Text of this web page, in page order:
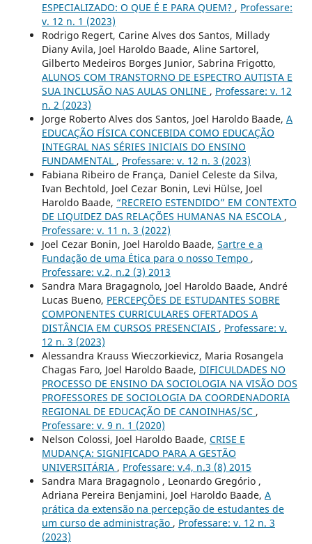
ESPECIALIZADO: O QUE É E PARA QUEM? , Professare:
v. 12 n. 1 (2023)
Rodrigo Regert, Carine Alves dos Santos, Millady
Diany Avila, Joel Haroldo Baade, Aline Sartorel,
Gilberto Medeiros Borges Junior, Sabrina Frigotto,
ALUNOS COM TRANSTORNO DE ESPECTRO AUTISTA E
SUA INCLUSÃO NAS AULAS ONLINE , Professare: v. 12
n. 2 (2023)
Jorge Roberto Alves dos Santos, Joel Haroldo Baade, A
EDUCAÇÃO FÍSICA CONCEBIDA COMO EDUCAÇÃO
INTEGRAL NAS SÉRIES INICIAIS DO ENSINO
FUNDAMENTAL , Professare: v. 12 n. 3 (2023)
Fabiana Ribeiro de França, Daniel Celeste da Silva,
Ivan Bechtold, Joel Cezar Bonin, Levi Hülse, Joel
Haroldo Baade, “RECREIO ESTENDIDO” EM CONTEXTO
DE LIQUIDEZ DAS RELAÇÕES HUMANAS NA ESCOLA ,
Professare: v. 11 n. 3 (2022)
Joel Cezar Bonin, Joel Haroldo Baade, Sartre e a
Fundação de uma Ética para o nosso Tempo ,
Professare: v.2, n.2 (3) 2013
Sandra Mara Bragagnolo, Joel Haroldo Baade, André
Lucas Bueno, PERCEPÇÕES DE ESTUDANTES SOBRE
COMPONENTES CURRICULARES OFERTADOS A
DISTÂNCIA EM CURSOS PRESENCIAIS , Professare: v.
12 n. 3 (2023)
Alessandra Krauss Wieczorkievicz, Maria Rosangela
Chagas Faro, Joel Haroldo Baade, DIFICULDADES NO
PROCESSO DE ENSINO DA SOCIOLOGIA NA VISÃO DOS
PROFESSORES DE SOCIOLOGIA DA COORDENADORIA
REGIONAL DE EDUCAÇÃO DE CANOINHAS/SC ,
Professare: v. 9 n. 1 (2020)
Nelson Colossi, Joel Haroldo Baade, CRISE E
MUDANÇA: SIGNIFICADO PARA A GESTÃO
UNIVERSITÁRIA , Professare: v.4, n.3 (8) 2015
Sandra Mara Bragagnolo , Leonardo Gregório ,
Adriana Pereira Benjamini, Joel Haroldo Baade, A
prática da extensão na percepção de estudantes de
um curso de administração , Professare: v. 12 n. 3
(2023)